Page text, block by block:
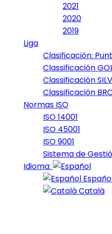
2021
2020
2019
Liga
Clasificación:
Classificación
Classificación
Classificación
Normas ISO
ISO 14001
ISO 45001
ISO 9001
Sistema de
Idioma:
Català